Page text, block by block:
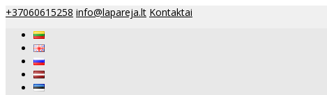
+37060615258 info@lapareja.lt Kontaktai